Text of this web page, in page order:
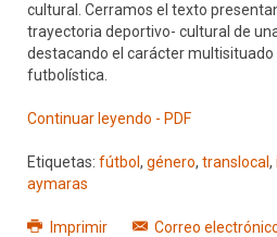
cultural. Cerramos el texto
trayectoria deportivo- cultural de
destacando el carácter multisituado
futbolística.
Continuar leyendo - PDF
Etiquetas: fútbol , género, translocal ,
aymaras
Imprimir Correo